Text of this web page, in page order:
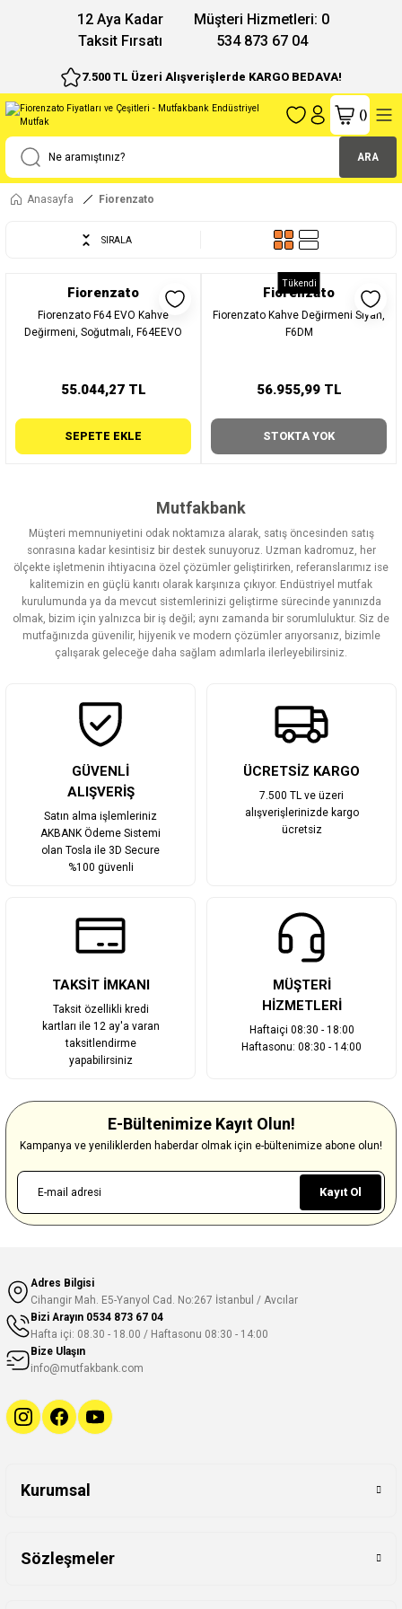
12 Aya Kadar
Taksit Fırsatı
Müşteri Hizmetleri: 0
534 873 67 04
7.500 TL Üzeri Alışverişlerde KARGO BEDAVA!
ARA
()
Anasayfa Fiorenzato
SIRALA
Fiorenzato
Fiorenzato F64 EVO Kahve
Değirmeni, Soğutmalı, F64EEVO
55.044,27 TL
SEPETE EKLE
Tükendi
Fiorenzato
Fiorenzato Kahve Değirmeni Siyah,
F6DM
56.955,99 TL
STOKTA YOK
Mutfakbank
Müşteri memnuniyetini odak noktamıza alarak, satış öncesinden satış
sonrasına kadar kesintisiz bir destek sunuyoruz. Uzman kadromuz, her
ölçekte işletmenin ihtiyacına özel çözümler geliştirirken, referanslarımız ise
kalitemizin en güçlü kanıtı olarak karşınıza çıkıyor. Endüstriyel mutfak
kurulumunda ya da mevcut sistemlerinizi geliştirme sürecinde yanınızda
olmak, bizim için yalnızca bir iş değil; aynı zamanda bir sorumluluktur. Siz de
mutfağınızda güvenilir, hijyenik ve modern çözümler arıyorsanız, bizimle
çalışarak geleceğe daha sağlam adımlarla ilerleyebilirsiniz.
GÜVENLİ
ALIŞVERİŞ
Satın alma işlemleriniz
AKBANK Ödeme Sistemi
olan Tosla ile 3D Secure
%100 güvenli
ÜCRETSİZ KARGO
7.500 TL ve üzeri
alışverişlerinizde kargo
ücretsiz
TAKSİT İMKANI
Taksit özellikli kredi
kartları ile 12 ay'a varan
taksitlendirme
yapabilirsiniz
MÜŞTERİ
HİZMETLERİ
Haftaiçi 08:30 - 18:00
Haftasonu: 08:30 - 14:00
E-Bültenimize Kayıt Olun!
Kampanya ve yeniliklerden haberdar olmak için e-bültenimize abone olun!
Kayıt Ol
Adres Bilgisi
Cihangir Mah. E5-Yanyol Cad. No:267 İstanbul / Avcılar
Bizi Arayın 0534 873 67 04
Hafta içi: 08.30 - 18.00 / Haftasonu 08:30 - 14:00
Bize Ulaşın
info@mutfakbank.com
Kurumsal
Sözleşmeler